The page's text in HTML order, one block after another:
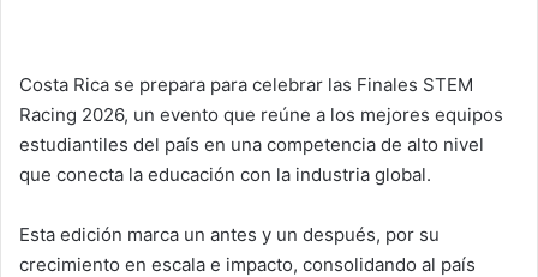
Costa Rica se prepara para celebrar las Finales STEM
Racing 2026, un evento que reúne a los mejores equipos
estudiantiles del país en una competencia de alto nivel
que conecta la educación con la industria global.
Esta edición marca un antes y un después, por su
crecimiento en escala e impacto, consolidando al país